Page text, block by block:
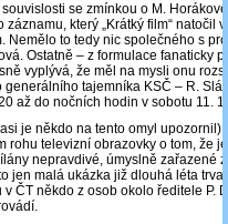
se zmínkou o M.
který „Krátký film“ natočil
Nemělo to tedy nic společného s
Ostatně – z formulace fanaticky
vyplývá, že měl na mysli onu
tajemníka KSČ ‒ R.
až do nočních hodin v sobotu 11.
je někdo na tento omyl upozornil)
televizní obrazovky o tom, že
nepravdivé, úmyslně zařazené
jen malá ukázka již dlouhá léta
ČT někdo z osob okolo ředitele P.